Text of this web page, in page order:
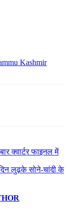
Kashmir
क्वार्टर फाइनल में
लुढ़के सोने-चांदी के